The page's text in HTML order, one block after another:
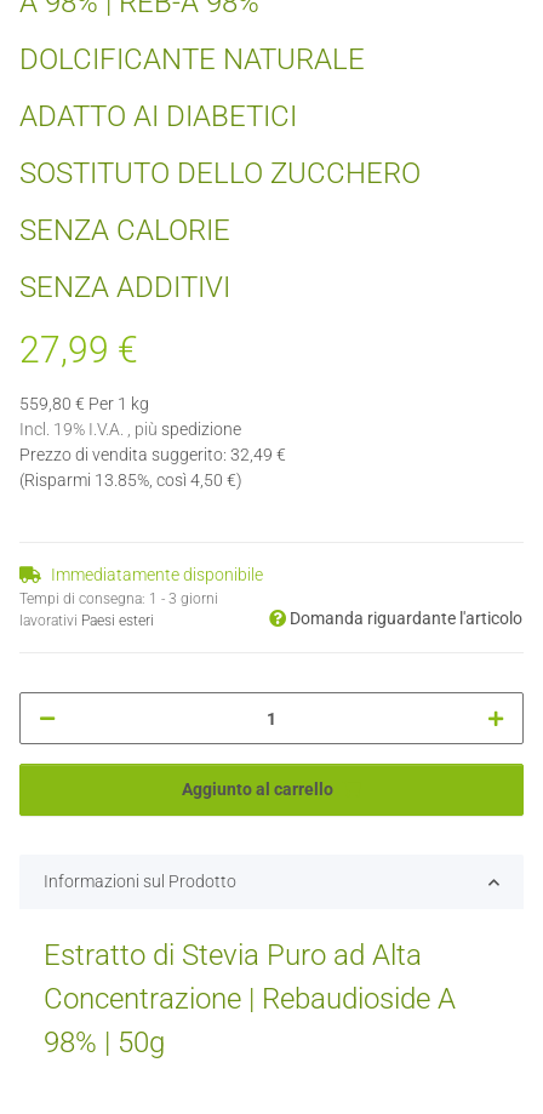
DOLCIFICANTE NATURALE
ADATTO AI DIABETICI
SOSTITUTO DELLO ZUCCHERO
SENZA CALORIE
SENZA ADDITIVI
27,99 €
559,80 € Per 1 kg
Incl. 19% I.V.A. , più spedizione
Prezzo di vendita suggerito: 32,49 €
(Risparmi 13.85%, così 4,50 €)
Immediatamente disponibile
Tempi di consegna: 1 - 3 giorni
lavorativi Paesi esteri Domanda riguardante l'articolo
Aggiunto al carrello
Informazioni sul Prodotto
Estratto di Stevia Puro ad Alta
Concentrazione | Rebaudioside A
98% | 50g